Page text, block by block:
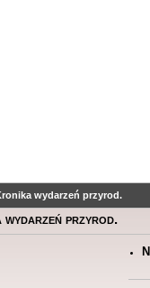
wydarzeń przyrod.
wydarzeń przyrod.